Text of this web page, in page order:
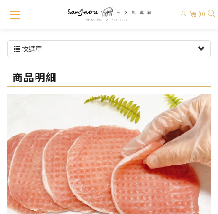
(0)
次選單
商品明細